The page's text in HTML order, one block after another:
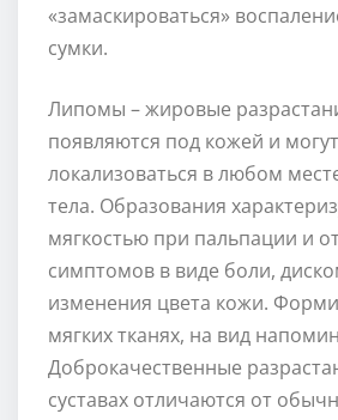
«замаскироваться»
сумки.
Липомы – жировые
появляются под кожей и могут
локализоваться в любом
тела. Образования
мягкостью при пальпации и
симптомов в виде боли,
изменения цвета кожи.
мягких тканях, на вид
Доброкачественные
суставах отличаются от